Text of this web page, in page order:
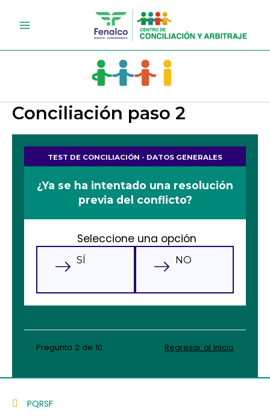
Conciliación paso 2
TEST DE CONCILIACIÓN - DATOS GENERALES
¿Ya se ha intentado una resolución
previa del conflicto?
Seleccione una opción
SÍ NO
Pregunta 2 de 10 Regresar al inicio
PQRSF